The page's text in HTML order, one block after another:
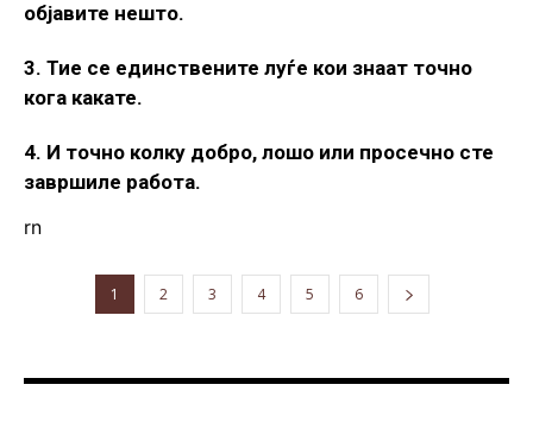
објавите нешто.
3. Тие се единствените луѓе кои знаат точно
кога какате.
4. И точно колку добро, лошо или просечно сте
завршиле работа.
rn
1 2 3 4 5 6